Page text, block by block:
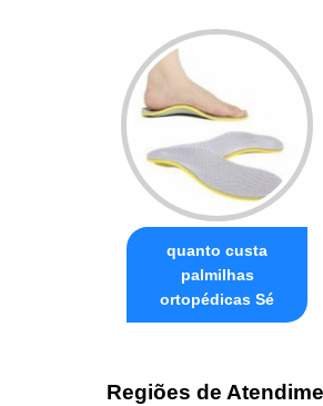
quanto custa
palmilhas
ortopédicas Sé
Regiões de